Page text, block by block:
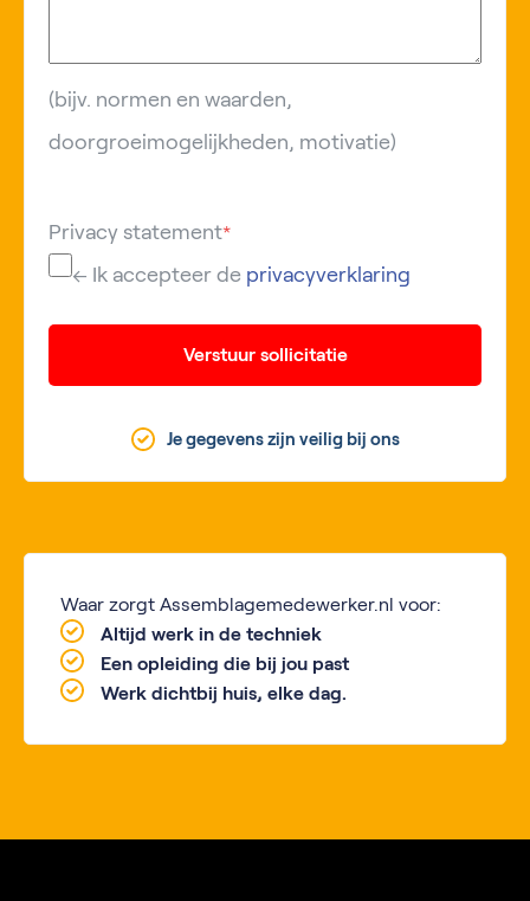
(bijv. normen en waarden,
doorgroeimogelijkheden, motivatie)
Privacy statement*
← Ik accepteer de privacyverklaring
Verstuur sollicitatie
Je gegevens zijn veilig bij ons
Waar zorgt Assemblagemedewerker.nl voor:
Altijd werk in de techniek
Een opleiding die bij jou past
Werk dichtbij huis, elke dag.